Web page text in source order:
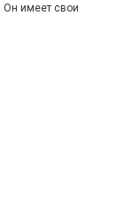
Он имеет свои